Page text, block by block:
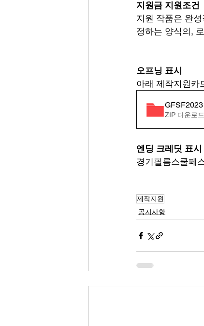
지원금 지원조건
지원 작품은 완
정하는 양식의,
오프닝 표시
아래 제작지원카
ZIP 다운로
엔딩 크레딧 표시
경기필름스쿨페
제작지원
공지사항